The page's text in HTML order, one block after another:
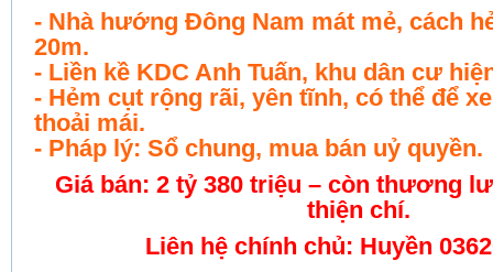
- Nhà hướng Đông Nam mát mẻ, cách
20m.
- Liền kề KDC Anh Tuấn, khu dân cư
- Hẻm cụt rộng rãi, yên tĩnh, có thể để
thoải mái.
- Pháp lý: Sổ chung, mua bán uỷ quyền.
Giá bán: 2 tỷ 380 triệu – còn thương
thiện chí.
Liên hệ chính chủ: Huyền